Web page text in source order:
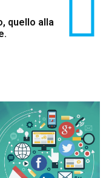
quello alla